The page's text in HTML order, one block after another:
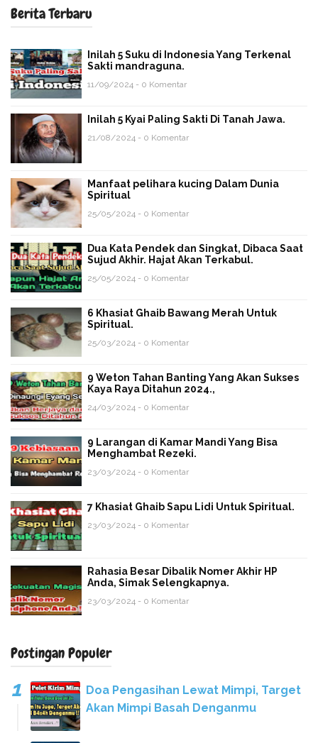
Berita Terbaru
Inilah 5 Suku di Indonesia Yang Terkenal
Sakti mandraguna.
11/09/2024 - 0 Komentar
Inilah 5 Kyai Paling Sakti Di Tanah Jawa.
21/08/2024 - 0 Komentar
Manfaat pelihara kucing Dalam Dunia
Spiritual
25/05/2024 - 0 Komentar
Dua Kata Pendek dan Singkat, Dibaca Saat
Sujud Akhir. Hajat Akan Terkabul.
25/05/2024 - 0 Komentar
6 Khasiat Ghaib Bawang Merah Untuk
Spiritual.
25/03/2024 - 0 Komentar
9 Weton Tahan Banting Yang Akan Sukses
Kaya Raya Ditahun 2024.,
24/03/2024 - 0 Komentar
9 Larangan di Kamar Mandi Yang Bisa
Menghambat Rezeki.
23/03/2024 - 0 Komentar
7 Khasiat Ghaib Sapu Lidi Untuk Spiritual.
23/03/2024 - 0 Komentar
Rahasia Besar Dibalik Nomer Akhir HP
Anda, Simak Selengkapnya.
23/03/2024 - 0 Komentar
Postingan Populer
Doa Pengasihan Lewat Mimpi, Target
Akan Mimpi Basah Denganmu